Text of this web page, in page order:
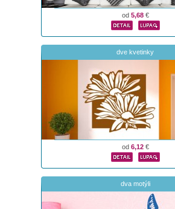
od 5,68€
dve kvetinky
od 6,12€
dva motýli